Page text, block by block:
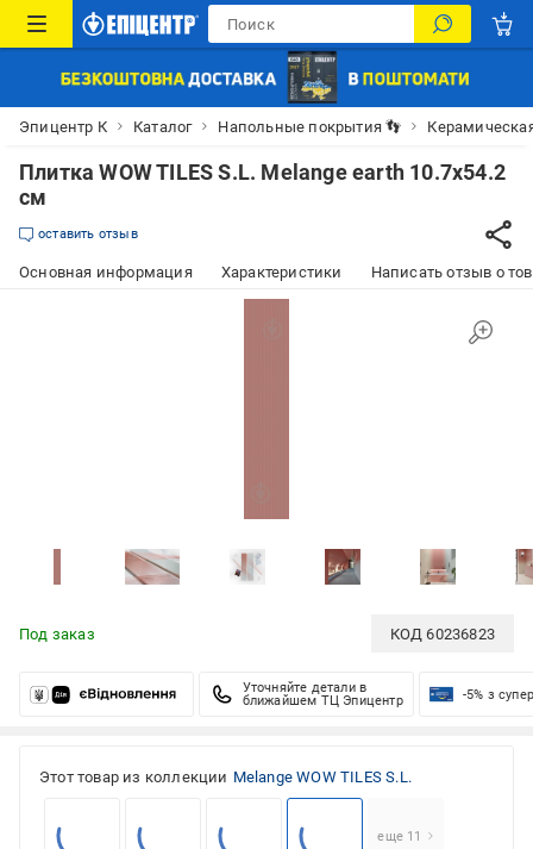
Эпицентр К Каталог Напольные покрытия 👣
Плитка WOW TILES S.L. Melange earth 10.7x54.2
см
оставить отзыв
Основная информация Характеристики Написать отзыв о
Под заказ КОД60236823
Уточняйте детали в
ближайшем ТЦ Эпицентр
-5% з
Этот товар из коллекции Melange WOW TILES S.L.
еще 11